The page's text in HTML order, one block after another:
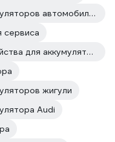
Зарядные устройства для аккумуляторов автомобиля с десульфацией
сервиса
Универсальные зарядные устройства для аккумуляторов авто
жигули
Audi